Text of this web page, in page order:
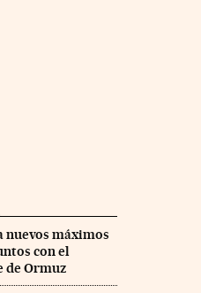
nuevos máximos
con el
de Ormuz